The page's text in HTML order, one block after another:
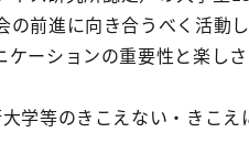
の前進に向き合うべく活動
ーションの重要性と楽し
学等のきこえない・きこえ